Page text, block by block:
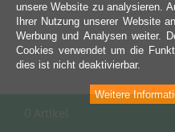
unsere Website zu analysieren.
Ihrer Nutzung unserer Website
Werbung und Analysen weiter.
Cookies verwendet um die
dies ist nicht deaktivierbar.
Weitere